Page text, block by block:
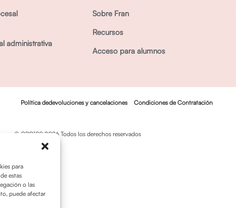
para
estas
o las
puede afectar
administrativa
Sobre Fran
Recursos
Acceso para alumnos
Política dedevoluciones y cancelaciones Condiciones de Contratación
© OPO180 2026 Todos los derechos reservados